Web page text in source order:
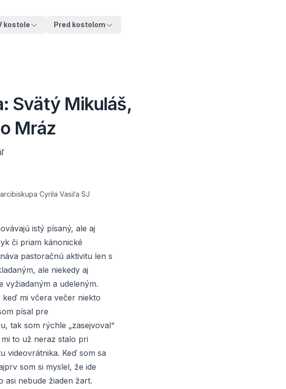
kostole Pred kostolom
Svätý Mikuláš,
Mráz
Cyrila Vasiľa SJ
istý písaný, ale aj
či priam kánonické
pastoračnú aktivitu len s
ale niekedy aj
a udeleným.
mi včera večer niekto
písal pre
tak som rýchle „zasejvoval“
to už neraz stalo pri
videovrátnika. Keď som sa
som si myslel, že ide
asi nebude žiaden žart.